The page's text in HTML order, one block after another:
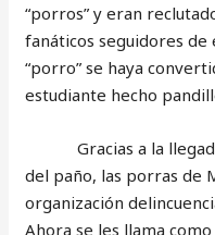
“porros” y eran
fanáticos seguidores de
“porro” se haya
estudiante hecho
Gracias a la llegada
del paño, las porras de
organización
Ahora se les llama